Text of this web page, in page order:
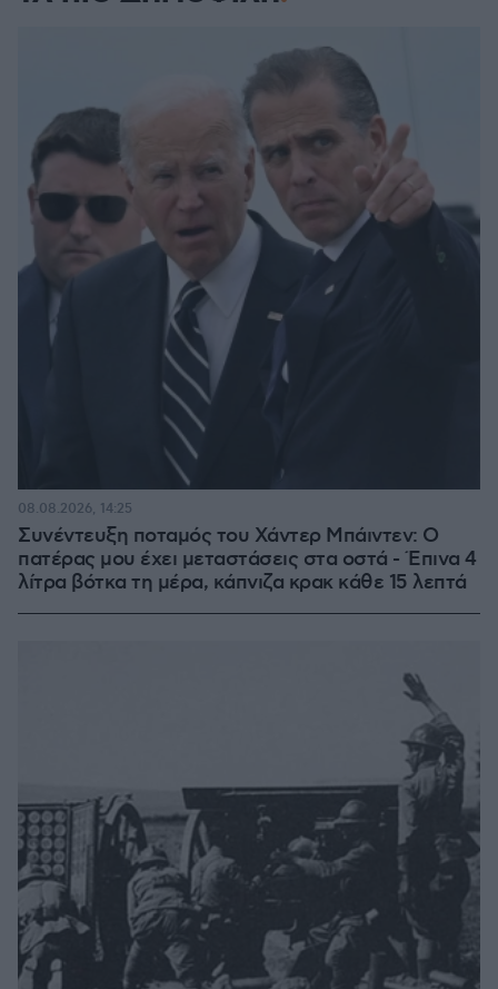
Συνέντευξη ποταμός του Χάντερ Μπάιντεν: Ο
πατέρας μου έχει μεταστάσεις στα οστά - Έπινα 4
λίτρα βότκα τη μέρα, κάπνιζα κρακ κάθε 15 λεπτά
08.08.2026, 14:25